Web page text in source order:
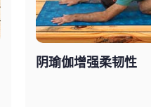
阴瑜伽增强柔韧性